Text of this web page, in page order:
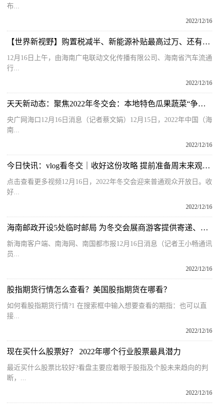
布...
2022/12/16
【世界新视野】购置税减半、新能源补贴最高过万、还有众多优惠，海南不可错过的2022收官车展
12月16日上午，由海南广电联动文化传播有限公司、海南省汽车流通
行...
2022/12/16
天天新动态：聚焦2022年冬交会：本地特色瓜果蔬菜“争相斗艳” 吸引众多客商观众驻足观看品尝购买
央广网海口12月16日消息（记者蔡文娟）12月15日，2022年中国（海
南...
2022/12/16
今日快讯：vlog看冬交｜收好这份攻略 提前准备周末来观展吧
点击查看更多视频12月16日，2022年冬交会迎来普通观众开放日。收
好...
2022/12/16
海南邮政开设5处临时邮局 为冬交会展商游客提供寄递、金融等服务
新海南客户端、南海网、南国都市报12月16日消息（记者王小畅通讯
员...
2022/12/16
股指期货行情怎么查看？美国股指期货在哪看？
如何看股指期货行情?1 在搜索框中输入想要查看的期指：也可以直
接...
2022/12/16
现在买什么股票好？ 2022年哪个行业股票最具潜力
最近买什么股票比较好?看盘主要应着眼于股指及个股未来趋向的判
断，...
2022/12/16